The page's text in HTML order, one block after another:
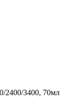
2400/3400, 70мл